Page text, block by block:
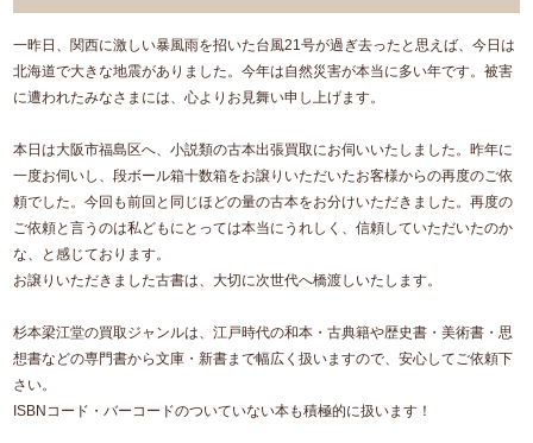
一昨日、関西に激しい暴風雨を招いた台風21号が過ぎ去ったと思えば、今日は
北海道で大きな地震がありました。今年は自然災害が本当に多い年です。被害
に遭われたみなさまには、心よりお見舞い申し上げます。
本日は大阪市福島区へ、小説類の古本出張買取にお伺いいたしました。昨年に
一度お伺いし、段ボール箱十数箱をお譲りいただいたお客様からの再度のご依
頼でした。今回も前回と同じほどの量の古本をお分けいただきました。再度の
ご依頼と言うのは私どもにとっては本当にうれしく、信頼していただいたのか
な、と感じております。
お譲りいただきました古書は、大切に次世代へ橋渡しいたします。
杉本梁江堂の買取ジャンルは、江戸時代の和本・古典籍や歴史書・美術書・思
想書などの専門書から文庫・新書まで幅広く扱いますので、安心してご依頼下
さい。
ISBNコード・バーコードのついていない本も積極的に扱います！